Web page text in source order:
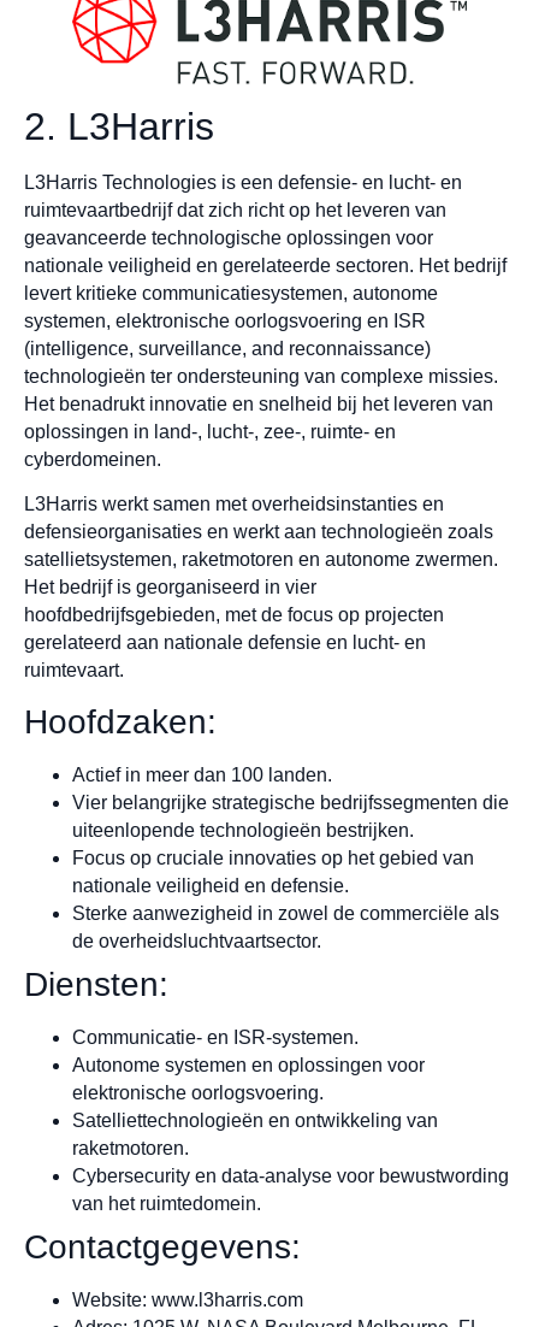
2. L3Harris
L3Harris Technologies is een defensie- en lucht- en
ruimtevaartbedrijf dat zich richt op het leveren van
geavanceerde technologische oplossingen voor
nationale veiligheid en gerelateerde sectoren. Het bedrijf
levert kritieke communicatiesystemen, autonome
systemen, elektronische oorlogsvoering en ISR
(intelligence, surveillance, and reconnaissance)
technologieën ter ondersteuning van complexe missies.
Het benadrukt innovatie en snelheid bij het leveren van
oplossingen in land-, lucht-, zee-, ruimte- en
cyberdomeinen.
L3Harris werkt samen met overheidsinstanties en
defensieorganisaties en werkt aan technologieën zoals
satellietsystemen, raketmotoren en autonome zwermen.
Het bedrijf is georganiseerd in vier
hoofdbedrijfsgebieden, met de focus op projecten
gerelateerd aan nationale defensie en lucht- en
ruimtevaart.
Hoofdzaken:
Actief in meer dan 100 landen.
Vier belangrijke strategische bedrijfssegmenten die
uiteenlopende technologieën bestrijken.
Focus op cruciale innovaties op het gebied van
nationale veiligheid en defensie.
Sterke aanwezigheid in zowel de commerciële als
de overheidsluchtvaartsector.
Diensten:
Communicatie- en ISR-systemen.
Autonome systemen en oplossingen voor
elektronische oorlogsvoering.
Satelliettechnologieën en ontwikkeling van
raketmotoren.
Cybersecurity en data-analyse voor bewustwording
van het ruimtedomein.
Contactgegevens:
Website: www.l3harris.com